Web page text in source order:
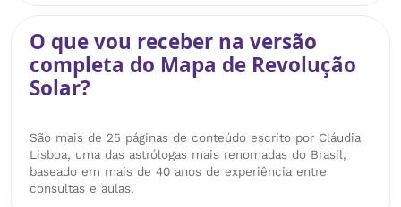
O que vou receber na versão
completa do Mapa de Revolução
Solar?
São mais de 25 páginas de conteúdo escrito por Cláudia
Lisboa, uma das astrólogas mais renomadas do Brasil,
baseado em mais de 40 anos de experiência entre
consultas e aulas.